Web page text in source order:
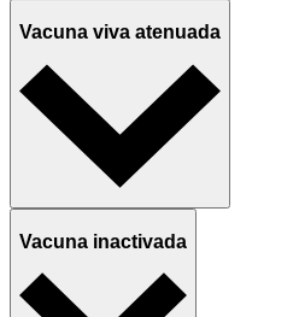
Vacuna viva atenuada
Vacuna inactivada